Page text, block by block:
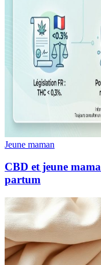
Jeune maman
CBD et jeune
partum